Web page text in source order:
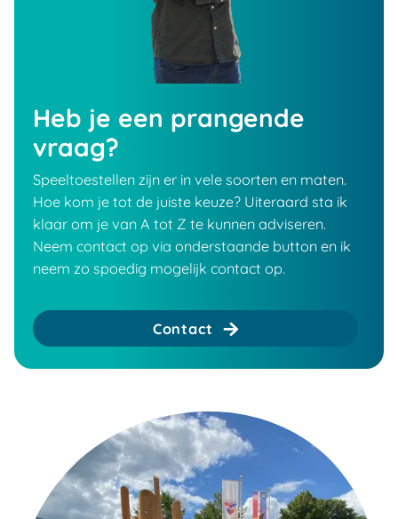
Heb je een prangende
vraag?
Speeltoestellen zijn er in vele soorten en maten.
Hoe kom je tot de juiste keuze? Uiteraard sta ik
klaar om je van A tot Z te kunnen adviseren.
Neem contact op via onderstaande button en ik
neem zo spoedig mogelijk contact op.
Contact